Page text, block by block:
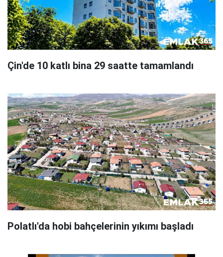
Çin'de 10 katlı bina 29 saatte tamamlandı
Polatlı'da hobi bahçelerinin yıkımı başladı